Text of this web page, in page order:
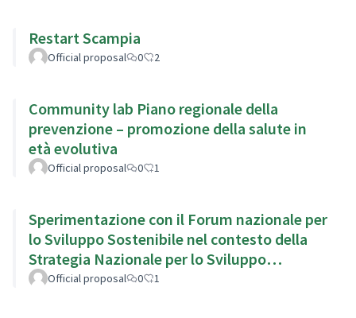
Restart Scampia
Official proposal 0 2
Community lab Piano regionale della
prevenzione – promozione della salute in
età evolutiva
Official proposal 0 1
Sperimentazione con il Forum nazionale per
lo Sviluppo Sostenibile nel contesto della
Strategia Nazionale per lo Sviluppo
Sostenibile
Official proposal 0 1